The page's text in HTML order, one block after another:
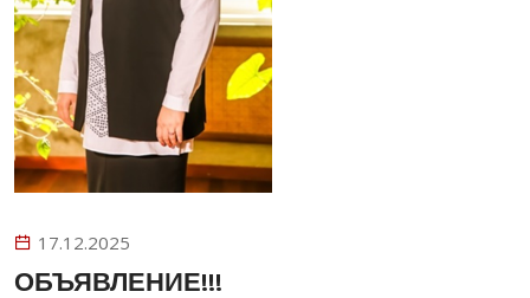
17.12.2025
ОБЪЯВЛЕНИЕ!!!